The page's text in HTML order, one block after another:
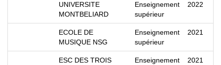
UNIVERSITE
MONTBELIARD
Enseignement
supérieur
2022
ECOLE DE
MUSIQUE NSG
Enseignement
supérieur
2021
ESC DES TROIS
Enseignement
2021